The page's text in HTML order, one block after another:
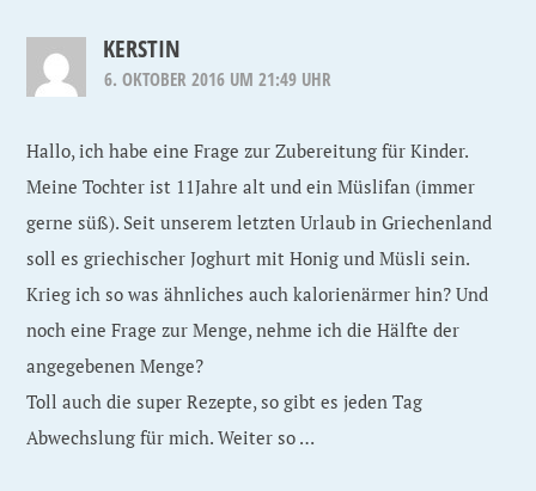
KERSTIN
6. OKTOBER 2016 UM 21:49 UHR
Hallo, ich habe eine Frage zur Zubereitung für Kinder.
Meine Tochter ist 11Jahre alt und ein Müslifan (immer
gerne süß). Seit unserem letzten Urlaub in Griechenland
soll es griechischer Joghurt mit Honig und Müsli sein.
Krieg ich so was ähnliches auch kalorienärmer hin? Und
noch eine Frage zur Menge, nehme ich die Hälfte der
angegebenen Menge?
Toll auch die super Rezepte, so gibt es jeden Tag
Abwechslung für mich. Weiter so …